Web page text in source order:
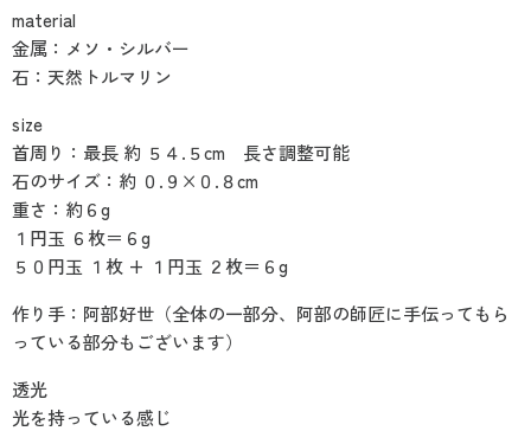
material
金属：メソ・シルバー
石：天然トルマリン
size
首周り：最長 約 ５４.５cm 長さ調整可能
石のサイズ：約 ０.９×０.８cm
重さ：約６g
１円玉 ６枚＝６g
５０円玉 １枚 + １円玉 ２枚＝６g
作り手：阿部好世（全体の一部分、阿部の師匠に手伝ってもら
っている部分もございます）
透光
光を持っている感じ